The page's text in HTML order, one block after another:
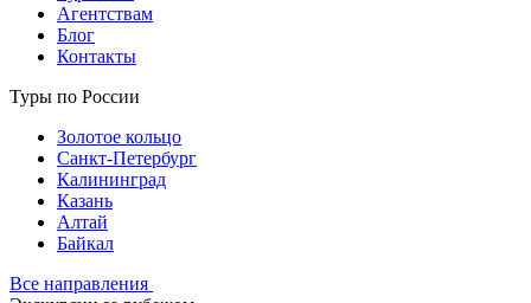
Агентствам
Блог
Контакты
Туры по России
Золотое кольцо
Санкт-Петербург
Калининград
Казань
Алтай
Байкал
Все направления